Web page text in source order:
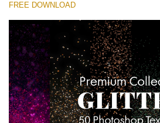
Small 800*533px
Universe Stars Glitters
(50 Textures)
Large 6000*4000px
Entire Collection
FREE DOWNLOAD